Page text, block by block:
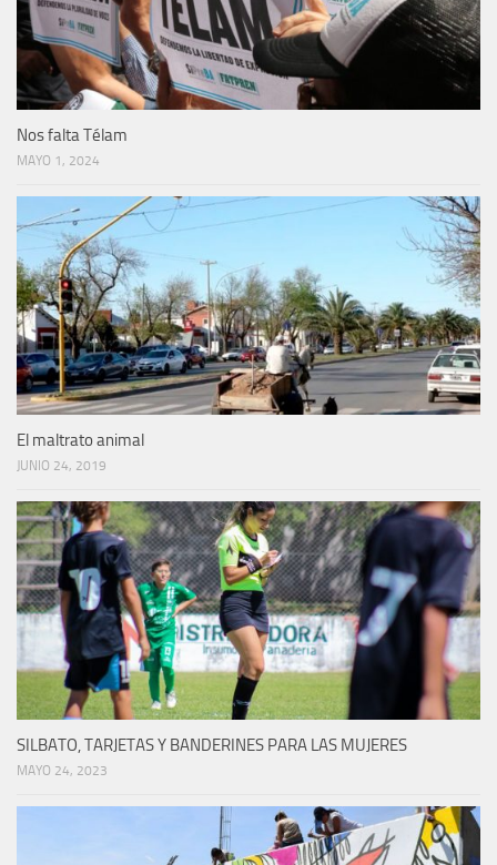
Nos falta Télam
MAYO 1, 2024
El maltrato animal
JUNIO 24, 2019
SILBATO, TARJETAS Y BANDERINES PARA LAS MUJERES
MAYO 24, 2023